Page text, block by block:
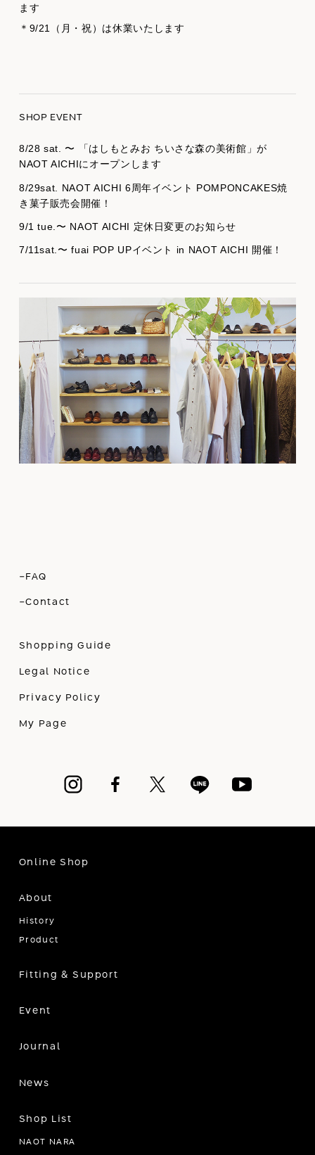
ます
＊9/21（月・祝）は休業いたします
SHOP EVENT
8/28 sat. 〜 「はしもとみお ちいさな森の美術館」が
NAOT AICHIにオープンします
8/29sat. NAOT AICHI 6周年イベント POMPONCAKES焼
き菓子販売会開催！
9/1 tue.〜 NAOT AICHI 定休日変更のお知らせ
7/11sat.〜 fuai POP UPイベント in NAOT AICHI 開催！
-FAQ
-Contact
Shopping Guide
Legal Notice
Privacy Policy
My Page
Online Shop
About
History
Product
Fitting & Support
Event
Journal
News
Shop List
NAOT NARA